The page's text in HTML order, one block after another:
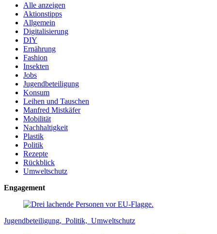
Alle anzeigen
Aktionstipps
Allgemein
Digitalisierung
DIY
Ernährung
Fashion
Insekten
Jobs
Jugendbeteiligung
Konsum
Leihen und Tauschen
Manfred Mistkäfer
Mobilität
Nachhaltigkeit
Plastik
Politik
Rezepte
Rückblick
Umweltschutz
Engagement
Jugendbeteiligung, Politik, Umweltschutz